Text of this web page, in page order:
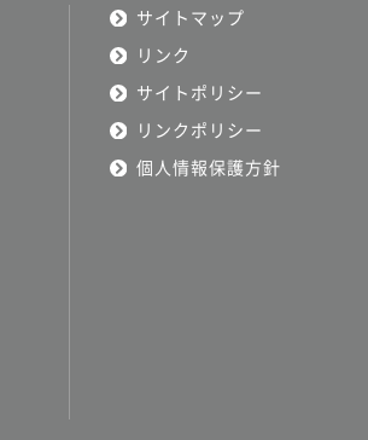
サイトマップ
リンク
サイトポリシー
リンクポリシー
個人情報保護方針